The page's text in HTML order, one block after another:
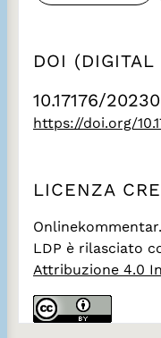
DOI
10.17176/
https://doi.org/
LICENZA
LDP è rilasciato
Attribuzione 4.0